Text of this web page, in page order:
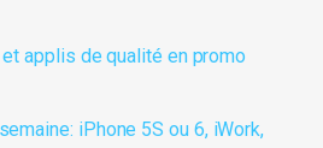
applis de qualité en promo
iPhone 5S ou 6, iWork,